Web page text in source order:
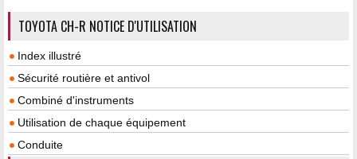
TOYOTA CH-R NOTICE D'UTILISATION
Index illustré
Sécurité routière et antivol
Combiné d'instruments
Utilisation de chaque équipement
Conduite